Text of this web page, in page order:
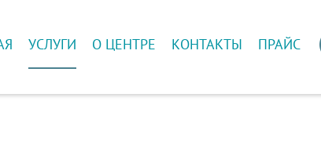
УСЛУГИ О ЦЕНТРЕ КОНТАКТЫ ПРАЙС